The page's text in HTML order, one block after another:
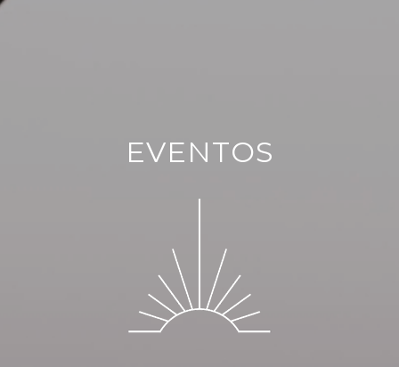
EVENTOS